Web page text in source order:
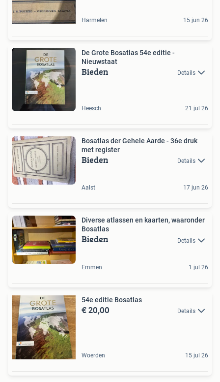
Harmelen 15 jun 26
De Grote Bosatlas 54e editie -
Nieuwstaat
Bieden Details
Heesch 21 jul 26
Bosatlas der Gehele Aarde - 36e druk
met register
Bieden Details
Aalst 17 jun 26
Diverse atlassen en kaarten, waaronder
Bosatlas
Bieden Details
Emmen 1 jul 26
54e editie Bosatlas
€ 20,00 Details
Woerden 15 jul 26